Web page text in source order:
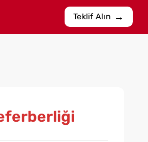
Teklif Alın